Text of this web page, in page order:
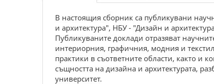
В настоящия сборник са публикувани
и архитектура", НБУ - "Дизайн и
Публикуваните доклади отразяват
интериорния, графичния, модния и
практики в съответните области, както и
същността на дизайна и архитектурата,
университет.